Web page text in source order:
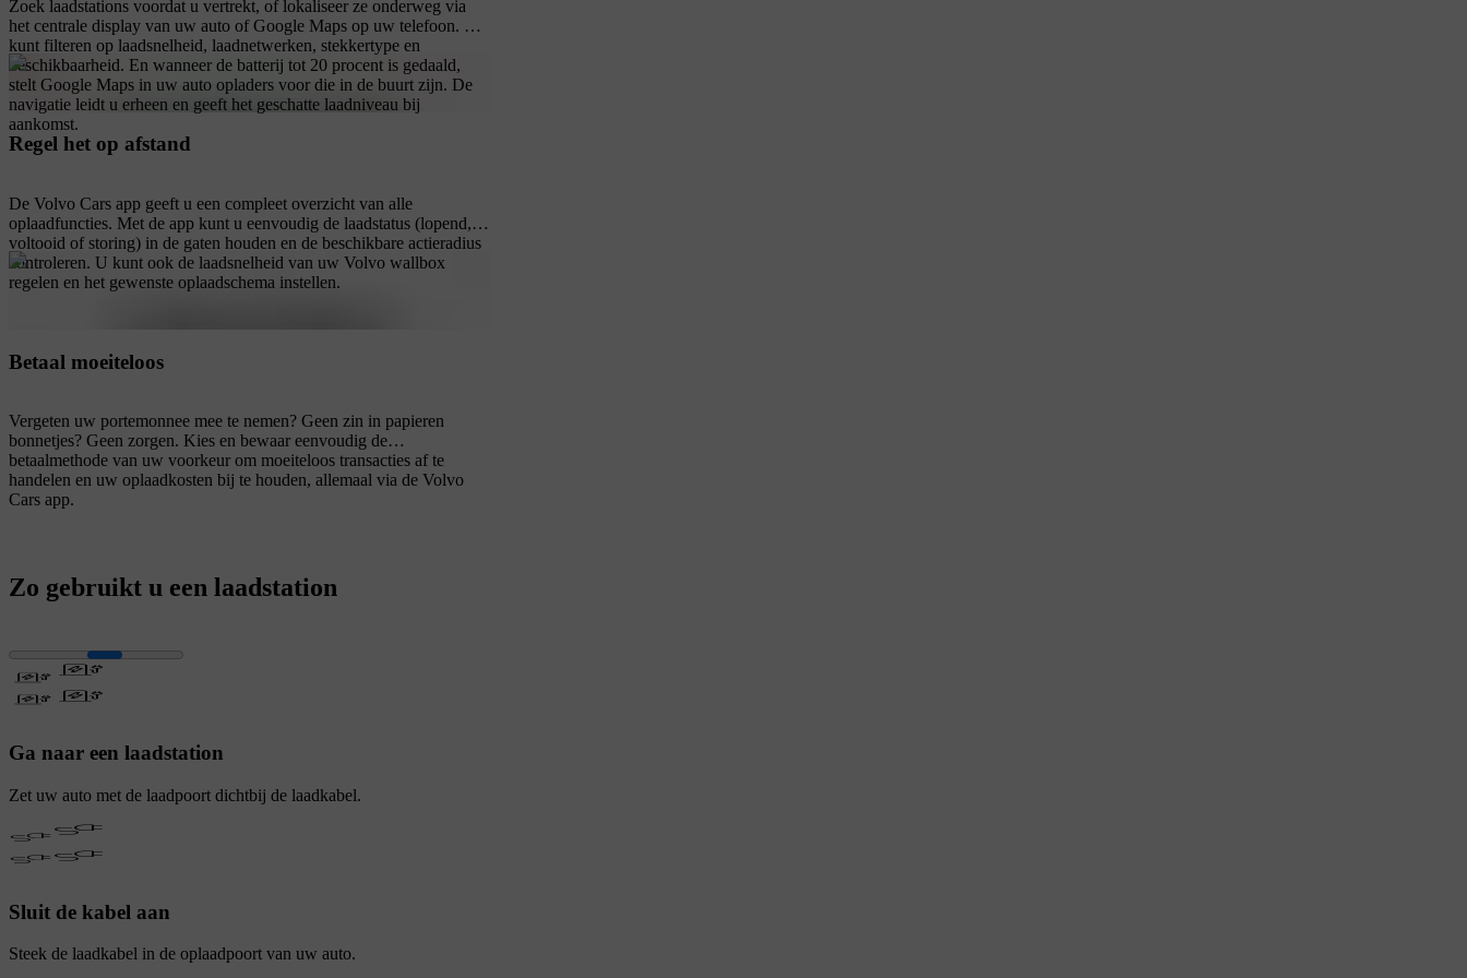
Zoek laadstations voordat u vertrekt, of lokaliseer ze onderweg via
het centrale display van uw auto of Google Maps op uw telefoon. U
kunt filteren op laadsnelheid, laadnetwerken, stekkertype en
beschikbaarheid. En wanneer de batterij tot 20 procent is gedaald,
stelt Google Maps in uw auto opladers voor die in de buurt zijn. De
navigatie leidt u erheen en geeft het geschatte laadniveau bij
aankomst.
Regel het op afstand
De Volvo Cars app geeft u een compleet overzicht van alle
oplaadfuncties. Met de app kunt u eenvoudig de laadstatus (lopend,
voltooid of storing) in de gaten houden en de beschikbare actieradius
controleren. U kunt ook de laadsnelheid van uw Volvo wallbox
regelen en het gewenste oplaadschema instellen.
Betaal moeiteloos
Vergeten uw portemonnee mee te nemen? Geen zin in papieren
bonnetjes? Geen zorgen. Kies en bewaar eenvoudig de
betaalmethode van uw voorkeur om moeiteloos transacties af te
handelen en uw oplaadkosten bij te houden, allemaal via de Volvo
Cars app.
Zo gebruikt u een laadstation
Ga naar een laadstation
Zet uw auto met de laadpoort dichtbij de laadkabel.
Sluit de kabel aan
Steek de laadkabel in de oplaadpoort van uw auto.